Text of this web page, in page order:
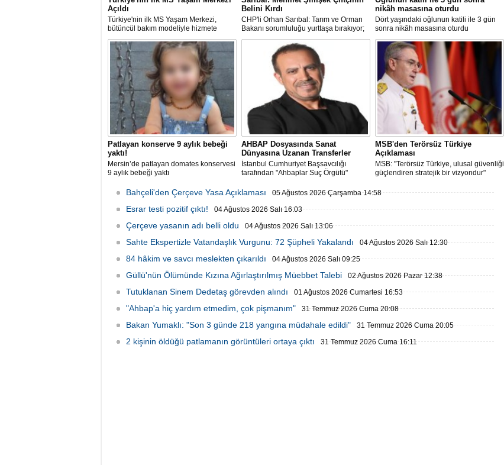
Açıldı
Türkiye'nin ilk MS Yaşam Merkezi,
bütüncül bakım modeliyle hizmete
başladı
Belini Kırdı
CHP'li Orhan Sarıbal: Tarım ve Orman
Bakanı sorumluluğu yurttaşa bırakıyor;
Mehmet Şimşek enflasyonun değil,
çiftçinin belini kırdı
nikâh masasına oturdu
Dört yaşındaki oğlunun katili ile 3 gün
sonra nikâh masasına oturdu
Patlayan konserve 9 aylık bebeği
yaktı!
Mersin’de patlayan domates konservesi
9 aylık bebeği yaktı
AHBAP Dosyasında Sanat
Dünyasına Uzanan Transferler
İstanbul Cumhuriyet Başsavcılığı
tarafından "Ahbaplar Suç Örgütü"
MSB'den Terörsüz Türkiye
Açıklaması
MSB: "Terörsüz Türkiye, ulusal güvenliği
güçlendiren stratejik bir vizyondur"
Bahçeli'den Çerçeve Yasa Açıklaması 05 Ağustos 2026 Çarşamba 14:58
Esrar testi pozitif çıktı! 04 Ağustos 2026 Salı 16:03
Çerçeve yasanın adı belli oldu 04 Ağustos 2026 Salı 13:06
Sahte Ekspertizle Vatandaşlık Vurgunu: 72 Şüpheli Yakalandı 04 Ağustos 2026 Salı 12:30
84 hâkim ve savcı meslekten çıkarıldı 04 Ağustos 2026 Salı 09:25
Güllü'nün Ölümünde Kızına Ağırlaştırılmış Müebbet Talebi 02 Ağustos 2026 Pazar 12:38
Tutuklanan Sinem Dedetaş görevden alındı 01 Ağustos 2026 Cumartesi 16:53
"Ahbap'a hiç yardım etmedim, çok pişmanım" 31 Temmuz 2026 Cuma 20:08
Bakan Yumaklı: "Son 3 günde 218 yangına müdahale edildi" 31 Temmuz 2026 Cuma 20:05
2 kişinin öldüğü patlamanın görüntüleri ortaya çıktı 31 Temmuz 2026 Cuma 16:11